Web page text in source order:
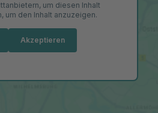
um diesen Inhalt
um den Inhalt anzuzeigen.
Akzeptieren